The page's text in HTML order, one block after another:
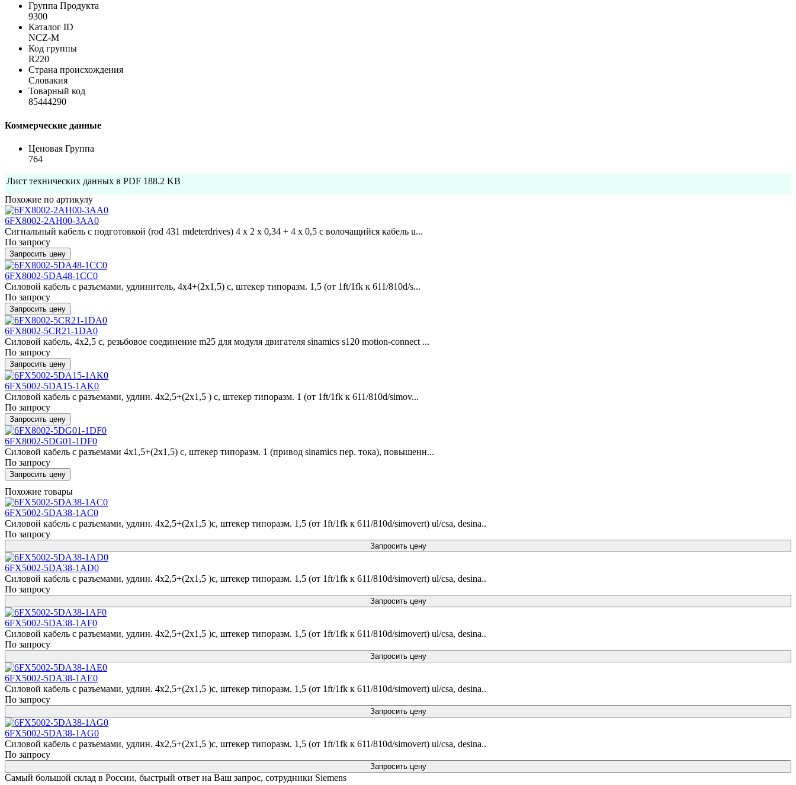
Группа Продукта
9300
Каталог ID
NCZ-M
Код группы
R220
Страна происхождения
Словакия
Товарный код
85444290
Коммерческие данные
Ценовая Группа
764
Лист технических данных в PDF 188.2 KB
Похожие по артикулу
6FX8002-2AH00-3AA0
Сигнальный кабель с подготовкой (rod 431 mdeterdrives) 4 x 2 x 0,34 + 4 x 0,5 c волочащийся кабель u...
По запросу
Запросить цену
6FX8002-5DA48-1CC0
Силовой кабель с разъемами, удлинитель, 4x4+(2x1,5) c, штекер типоразм. 1,5 (от 1ft/1fk к 611/810d/s...
По запросу
Запросить цену
6FX8002-5CR21-1DA0
Силовой кабель, 4x2,5 c, резьбовое соединение m25 для модуля двигателя sinamics s120 motion-connect ...
По запросу
Запросить цену
6FX5002-5DA15-1AK0
Силовой кабель с разъемами, удлин. 4x2,5+(2x1,5 ) c, штекер типоразм. 1 (от 1ft/1fk к 611/810d/simov...
По запросу
Запросить цену
6FX8002-5DG01-1DF0
Силовой кабель с разъемами 4x1,5+(2x1,5) c, штекер типоразм. 1 (привод sinamics пер. тока), повышенн...
По запросу
Запросить цену
Похожие товары
6FX5002-5DA38-1AC0
Силовой кабель с разъемами, удлин. 4x2,5+(2x1,5 )c, штекер типоразм. 1,5 (от 1ft/1fk к 611/810d/simovert) ul/csa, desina..
По запросу
Запросить цену
6FX5002-5DA38-1AD0
Силовой кабель с разъемами, удлин. 4x2,5+(2x1,5 )c, штекер типоразм. 1,5 (от 1ft/1fk к 611/810d/simovert) ul/csa, desina..
По запросу
Запросить цену
6FX5002-5DA38-1AF0
Силовой кабель с разъемами, удлин. 4x2,5+(2x1,5 )c, штекер типоразм. 1,5 (от 1ft/1fk к 611/810d/simovert) ul/csa, desina..
По запросу
Запросить цену
6FX5002-5DA38-1AE0
Силовой кабель с разъемами, удлин. 4x2,5+(2x1,5 )c, штекер типоразм. 1,5 (от 1ft/1fk к 611/810d/simovert) ul/csa, desina..
По запросу
Запросить цену
6FX5002-5DA38-1AG0
Силовой кабель с разъемами, удлин. 4x2,5+(2x1,5 )c, штекер типоразм. 1,5 (от 1ft/1fk к 611/810d/simovert) ul/csa, desina..
По запросу
Запросить цену
Самый большой склад в России, быстрый ответ на Ваш запрос, сотрудники Siemens